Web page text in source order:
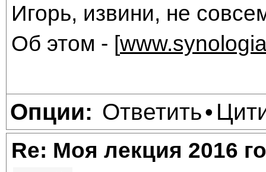
Игорь, извини, не
Об этом - [
Опции: Ответить•
Re: Моя лекция 2016